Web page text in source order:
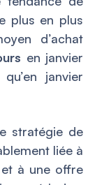
plus en plus
d’achat
en janvier
janvier
stratégie de
liée à
à une offre